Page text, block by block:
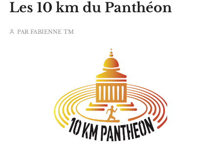
Les 10 km du Panthéon
PARFABIENNE TM